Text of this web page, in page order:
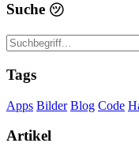
Suche ㋡
Tags
Apps Bilder Blog Code
Artikel